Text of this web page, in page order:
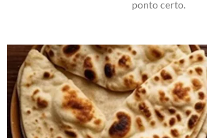
ponto certo.